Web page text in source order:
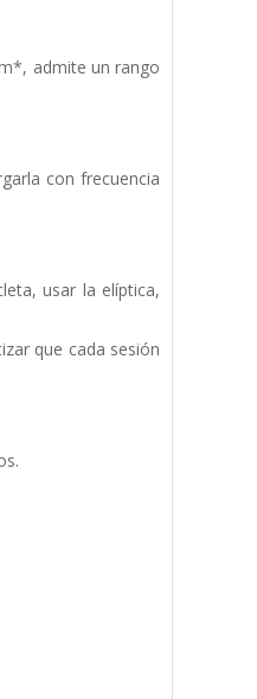
admite un rango
con frecuencia
usar la elíptica,
que cada sesión